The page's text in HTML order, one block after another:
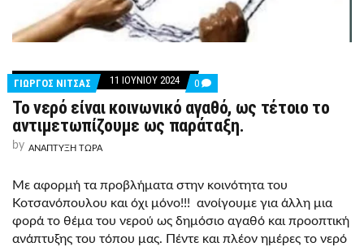
ΓΙΩΡΓΟΣ ΝΙΤΣΑΣ 11 ΙΟΥΝΊΟΥ 2024 0 COMMENTS
ON
ΤΟ
ΝΕΡΌ
ΕΊΝΑΙ
ΤΈΤΟΙΟ
ΤΟ
ΑΝΤΙΜΕΤΩΠΊΖΟΥΜΕ
ΩΣ
ΠΑΡΆΤΑΞΗ.
Το νερό είναι κοινωνικό αγαθό, ως τέτοιο το
αντιμετωπίζουμε ως παράταξη.
by ΑΝΑΠΤΥΞΗ ΤΩΡΑ
Με αφορμή τα προβλήματα στην κοινότητα του
Κοτσανόπουλου και όχι μόνο!!! ανοίγουμε για άλλη μια
φορά το θέμα του νερού ως δημόσιο αγαθό και προοπτική
ανάπτυξης του τόπου μας. Πέντε και πλέον ημέρες το νερό